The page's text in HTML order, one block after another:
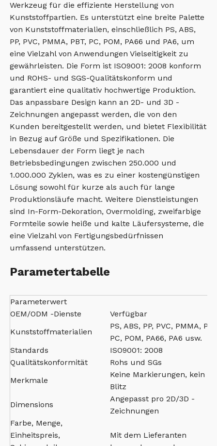
Werkzeug für die effiziente Herstellung von
Kunststoffpartien. Es unterstützt eine breite Palette
von Kunststoffmaterialien, einschließlich PS, ABS,
PP, PVC, PMMA, PBT, PC, POM, PA66 und PA6, um
eine Vielzahl von Anwendungen Vielseitigkeit zu
gewährleisten. Die Form ist ISO9001: 2008 konform
und ROHS- und SGS-Qualitätskonform und
garantiert eine qualitativ hochwertige Produktion.
Das anpassbare Design kann an 2D- und 3D -
Zeichnungen angepasst werden, die von den
Kunden bereitgestellt werden, und bietet Flexibilität
in Bezug auf Größe und Spezifikationen. Die
Lebensdauer der Form liegt je nach
Betriebsbedingungen zwischen 250.000 und
1.000.000 Zyklen, was es zu einer kostengünstigen
Lösung sowohl für kurze als auch für lange
Produktionsläufe macht. Weitere Dienstleistungen
sind In-Form-Dekoration, Overmolding, zweifarbige
Formteile sowie heiße und kalte Läufersysteme, die
eine Vielzahl von Fertigungsbedürfnissen
umfassend unterstützen.
Parametertabelle
Parameterwert
OEM/ODM -Dienste
Verfügbar
Kunststoffmaterialien
PS, ABS, PP, PVC, PMMA,
PC, POM, PA66, PA6 usw.
Standards
ISO9001: 2008
Qualitätskonformität
Rohs und SGs
Merkmale
Keine Markierungen, kein
Blitz
Dimensions
Angepasst pro 2D/3D -
Zeichnungen
Farbe, Menge,
Einheitspreis,
Mit dem Lieferanten